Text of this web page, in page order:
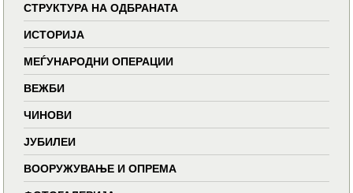
СТРУКТУРА НА ОДБРАНАТА
ИСТОРИЈА
МЕЃУНАРОДНИ ОПЕРАЦИИ
ВЕЖБИ
ЧИНОВИ
ЈУБИЛЕИ
ВООРУЖУВАЊЕ И ОПРЕМА